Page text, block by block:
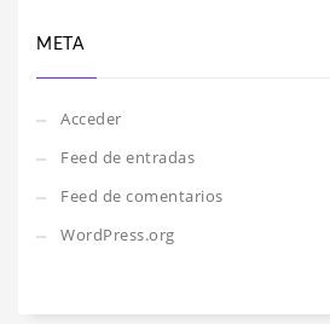
META
Acceder
Feed de entradas
Feed de comentarios
WordPress.org